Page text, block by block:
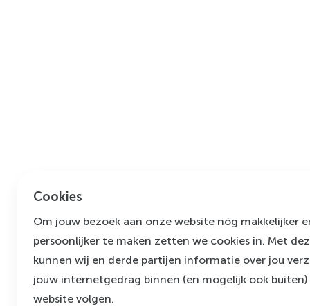
Cookies
Om jouw bezoek aan onze website nóg makkelijker
persoonlijker te maken zetten we cookies in. Met
kunnen wij en derde partijen informatie over jou
jouw internetgedrag binnen (en mogelijk ook
website volgen.